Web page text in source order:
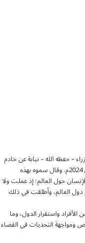
– حفظه الله – نيابة عن خادم
الحرمين الشريفين – أيَّده الله – بالمشاركين في أعمال النسخة الرابعة من المنتدى الدولي للأمن السيبراني 2024م. وقال سموه بهذه
حول العالم؛ إذ عملت ولا
دول العالم، وأطلقت في ذلك
واستقرار الدول، وما
ومواجهة التحديات في الفضاء